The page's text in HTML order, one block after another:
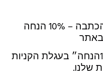
הנחה מיוחדת לקוראי הכתבה – 10% הנחה
הקופון הקלידו ״10הנחה״ בעגלת הקניות